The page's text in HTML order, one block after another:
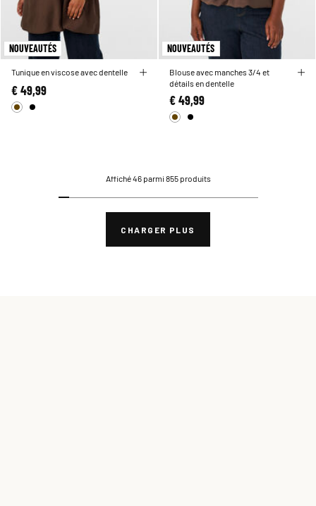
NOUVEAUTÉS
Tunique en viscose avec dentelle
€ 49,99
NOUVEAUTÉS
Blouse avec manches 3/4 et
détails en dentelle
€ 49,99
Affiché 46 parmi 855 produits
CHARGER PLUS